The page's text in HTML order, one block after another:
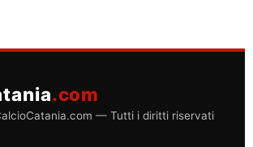
.com
— Tutti i diritti riservati